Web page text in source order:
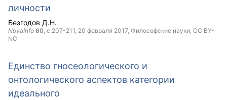
личности
Безгодов Д.Н.
NovaInfo 60, с.207-211, 20 февраля 2017, Философские науки, CC BY-
NC
Единство гносеологического и
онтологического аспектов категории
идеального